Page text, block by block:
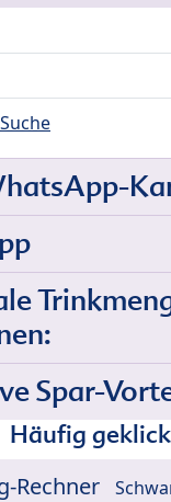
Spar-
Häufig
Rechner